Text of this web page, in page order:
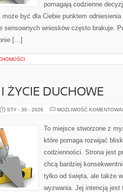
pomagają codzienne
być dla Ciebie punktem
sensownych wniosków często brakuje.
[…]
ŻYCIE DUCHOWE
STY - 30 - 2026 MOŻLIWOŚĆ
To miejsce stworzone z
które pomaga rozwijać
codzienności. Strona jest
chcą bardziej
tylko od święta, ale także
wyzwania. Jej intencją